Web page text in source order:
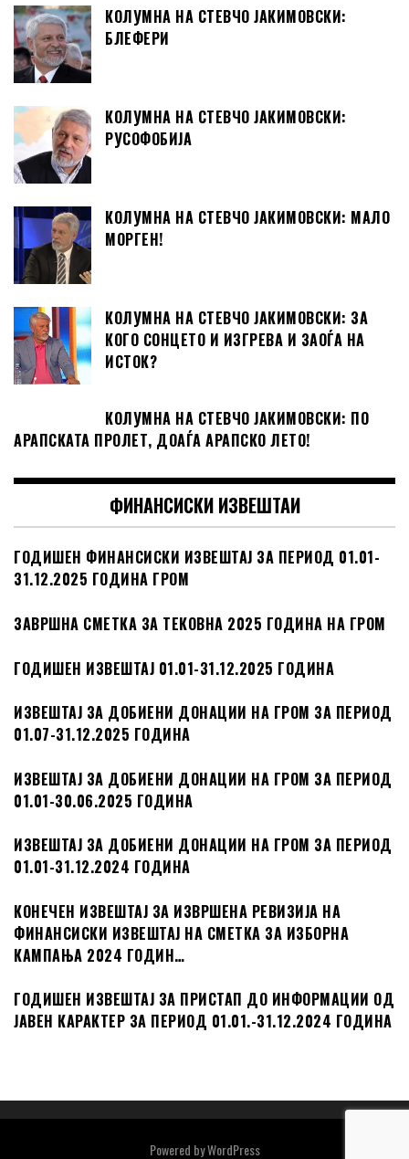
КОЛУМНА НА СТЕВЧО ЈАКИМОВСКИ:
БЛЕФЕРИ
КОЛУМНА НА СТЕВЧО ЈАКИМОВСКИ:
РУСОФОБИЈА
КОЛУМНА НА СТЕВЧО ЈАКИМОВСКИ: МАЛО
МОРГЕН!
КОЛУМНА НА СТЕВЧО ЈАКИМОВСКИ: ЗА
КОГО СОНЦЕТО И ИЗГРЕВА И ЗАОЃА НА
ИСТОК?
КОЛУМНА НА СТЕВЧО ЈАКИМОВСКИ: ПО
АРАПСКАТА ПРОЛЕТ, ДОАЃА АРАПСКО ЛЕТО!
ФИНАНСИСКИ ИЗВЕШТАИ
ГОДИШЕН ФИНАНСИСКИ ИЗВЕШТАЈ ЗА ПЕРИОД 01.01-
31.12.2025 ГОДИНА ГРОМ
ЗАВРШНА СМЕТКА ЗА ТЕКОВНА 2025 ГОДИНА НА ГРОМ
ГОДИШЕН ИЗВЕШТАЈ 01.01-31.12.2025 ГОДИНА
ИЗВЕШТАЈ ЗА ДОБИЕНИ ДОНАЦИИ НА ГРОМ ЗА ПЕРИОД
01.07-31.12.2025 ГОДИНА
ИЗВЕШТАЈ ЗА ДОБИЕНИ ДОНАЦИИ НА ГРОМ ЗА ПЕРИОД
01.01-30.06.2025 ГОДИНА
ИЗВЕШТАЈ ЗА ДОБИЕНИ ДОНАЦИИ НА ГРОМ ЗА ПЕРИОД
01.01-31.12.2024 ГОДИНА
КОНЕЧЕН ИЗВЕШТАЈ ЗА ИЗВРШЕНА РЕВИЗИЈА НА
ФИНАНСИСКИ ИЗВЕШТАЈ НА СМЕТКА ЗА ИЗБОРНА
КАМПАЊА 2024 ГОДИН…
ГОДИШЕН ИЗВЕШТАЈ ЗА ПРИСТАП ДО ИНФОРМАЦИИ ОД
ЈАВЕН КАРАКТЕР ЗА ПЕРИОД 01.01.-31.12.2024 ГОДИНА
Powered byWordPress